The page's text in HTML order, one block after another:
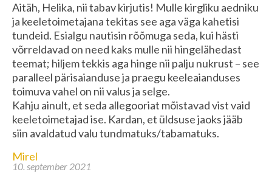
Aitäh, Helika, nii tabav kirjutis! Mulle kirgliku aedniku
ja keeletoimetajana tekitas see aga väga kahetisi
tundeid. Esialgu nautisin rõõmuga seda, kui hästi
võrreldavad on need kaks mulle nii hingelähedast
teemat; hiljem tekkis aga hinge nii palju nukrust – see
paralleel pärisaianduse ja praegu keeleaianduses
toimuva vahel on nii valus ja selge.
Kahju ainult, et seda allegooriat mõistavad vist vaid
keeletoimetajad ise. Kardan, et üldsuse jaoks jääb
siin avaldatud valu tundmatuks/tabamatuks.
Mirel
10. september 2021